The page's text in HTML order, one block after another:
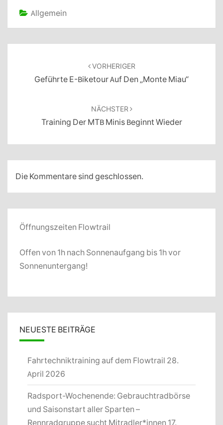
Allgemein
VORHERIGER
Geführte E-Biketour Auf Den „Monte Miau“
NÄCHSTER
Training Der MTB Minis Beginnt Wieder
Die Kommentare sind geschlossen.
Öffnungszeiten Flowtrail
Offen von 1h nach Sonnenaufgang bis 1h vor
Sonnenuntergang!
NEUESTE BEITRÄGE
Fahrtechniktraining auf dem Flowtrail 28.
April 2026
Radsport-Wochenende: Gebrauchtradbörse
und Saisonstart aller Sparten –
Rennradgruppe sucht Mitradler*innen 17.